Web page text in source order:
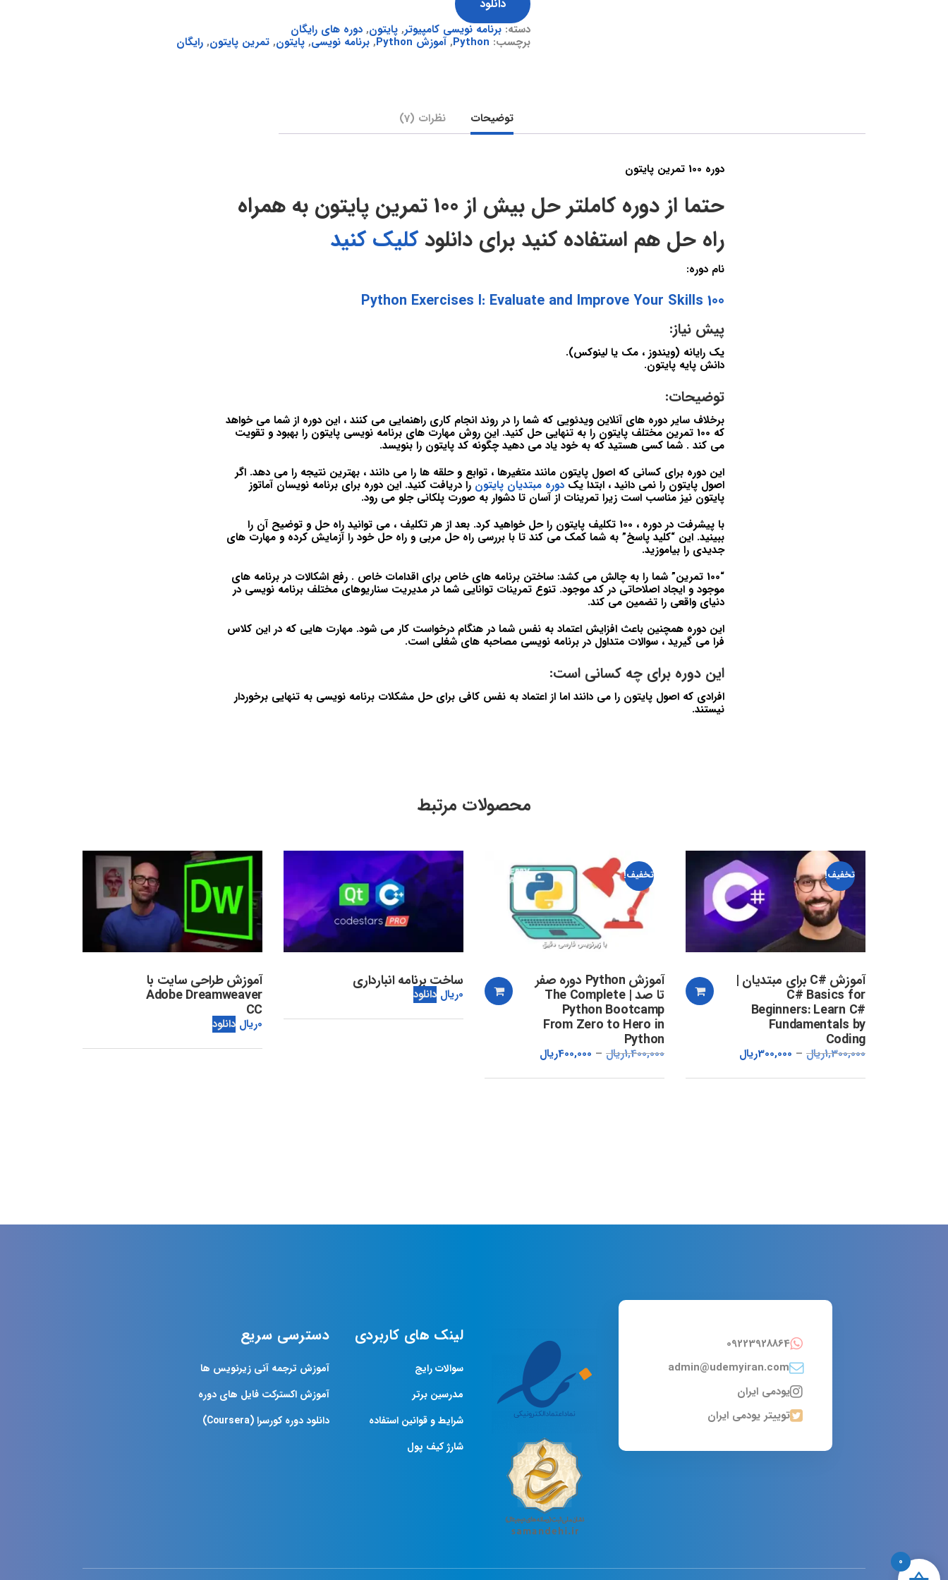
0
دانلود
دسته: برنامه نویسی کامپیوتر, پایتون, دوره های رایگان
برچسب: Python
, آموزش Python , برنامه نویسی, پایتون, تمرین پایتون, رایگان
توضیحات نظرات (7)
دوره 100 تمرین پایتون
حتما از دوره کاملتر حل بیش از 100 تمرین پایتون به همراه
راه حل هم استفاده کنید برای دانلودکلیک کنید
نام دوره:
100 Python Exercises I: Evaluate and Improve Your Skills
پیش نیاز:
یک رایانه (ویندوز ، مک یا لینوکس).
دانش پایه پایتون.
توضیحات:
برخلاف سایر دوره های آنلاین ویدئویی که شما را در روند انجام کاری راهنمایی می کنند ، این دوره از شما می خواهد
که 100 تمرین مختلف پایتون را به تنهایی حل کنید. این روش مهارت های برنامه نویسی پایتون را بهبود و تقویت
می کند . شما کسی هستید که به خود یاد می دهید چگونه کد پایتون را بنویسد.
این دوره برای کسانی که اصول پایتون مانند متغیرها ، توابع و حلقه ها را می دانند ، بهترین نتیجه را می دهد. اگر
اصول پایتون را نمی دانید ، ابتدا یک دوره مبتدیان پایتون را دریافت کنید. این دوره برای برنامه نویسان آماتوز
پایتون نیز مناسب است زیرا تمرینات از آسان تا دشوار به صورت پلکانی جلو می رود.
با پیشرفت در دوره ، 100 تکلیف پایتون را حل خواهید کرد. بعد از هر تکلیف ، می توانید راه حل و توضیح آن را
ببینید. این “کلید پاسخ” به شما کمک می کند تا با بررسی راه حل مربی و راه حل خود را آزمایش کرده و مهارت های
جدیدی را بیاموزید.
“100 تمرین” شما را به چالش می کشد: ساختن برنامه های خاص برای اقدامات خاص . رفع اشکالات در برنامه های
موجود و ایجاد اصلاحاتی در کد موجود. تنوع تمرینات توانایی شما در مدیریت سناریوهای مختلف برنامه نویسی در
دنیای واقعی را تضمین می کند.
این دوره همچنین باعث افزایش اعتماد به نفس شما در هنگام درخواست کار می شود. مهارت هایی که در این کلاس
فرا می گیرید ، سوالات متداول در برنامه نویسی مصاحبه های شغلی است.
این دوره برای چه کسانی است:
افرادی که اصول پایتون را می دانند اما از اعتماد به نفس کافی برای حل مشکلات برنامه نویسی به تنهایی برخوردار
نیستند.
محصولات مرتبط
تخفیف!
آموزش #C برای مبتدیان |
C# Basics for
Beginners: Learn C#
Fundamentals by
Coding
1,300,000ریال 300,000ریال
تخفیف!
آموزش Python دوره صفر
تا صد | The Complete
Python Bootcamp
From Zero to Hero in
Python
1,400,000ریال 400,000ریال
ساخت برنامه انبارداری
0ریال دانلود
آموزش طراحی سایت با
Adobe Dreamweaver
CC
0ریال دانلود
09223928864
admin@udemyiran.com
یودمی ایران
توییتر یودمی ایران
لینک های کاربردی
سوالات رایج
مدرسین برتر
شرایط و قوانین استفاده
شارژ کیف پول
دسترسی سریع
آموزش ترجمه آنی زیرنویس ها
آموزش اکسترکت فایل های دوره
دانلود دوره کورسرا (Coursera)